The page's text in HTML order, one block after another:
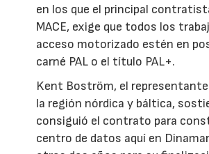
en los que el principal
MACE, exige que todos los
acceso motorizado estén en
carné PAL o el título PAL+.
Kent Boström, el representante
la región nórdica y báltica,
consiguió el contrato para
centro de datos aquí en